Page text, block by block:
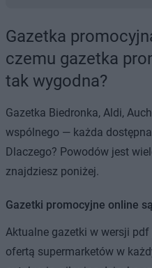
Gazetka
czemu gazetka
tak wygodna?
Gazetka Biedronka, Aldi,
wspólnego — każda
Dlaczego? Powodów jest
znajdziesz poniżej.
Gazetki promocyjne online
Aktualne gazetki w wersji
ofertą supermarketów w